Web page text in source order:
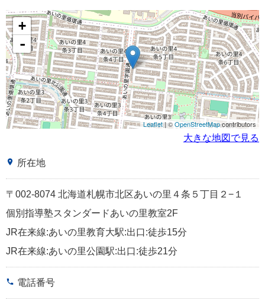
+
-
Leaflet| ©OpenStreetMapcontributors
大きな地図で見る
place 所在地
〒002-8074 北海道札幌市北区あいの里４条５丁目２−１
個別指導塾スタンダードあいの里教室2F
JR在来線:あいの里教育大駅:出口:徒歩15分
JR在来線:あいの里公園駅:出口:徒歩21分
phone 電話番号